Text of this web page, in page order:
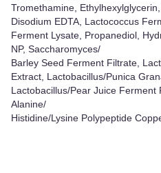
Tromethamine,
Disodium EDTA, Lactococcus
Ferment Lysate, Propanediol,
NP, Saccharomyces/
Barley Seed Ferment Filtrate,
Extract, Lactobacillus/Punica
Lactobacillus/Pear Juice Ferment
Alanine/
Histidine/Lysine Polypeptide